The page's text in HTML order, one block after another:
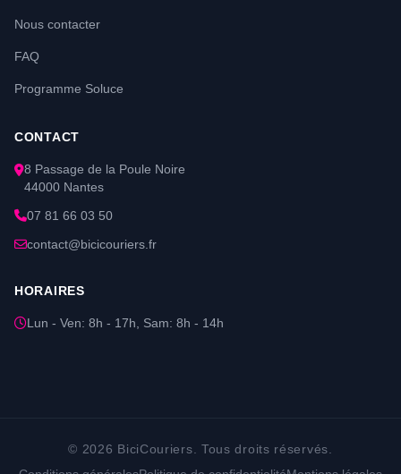
Nous contacter
FAQ
Programme Soluce
CONTACT
8 Passage de la Poule Noire
44000 Nantes
07 81 66 03 50
contact@bicicouriers.fr
HORAIRES
Lun - Ven: 8h - 17h, Sam: 8h - 14h
© 2026 BiciCouriers. Tous droits réservés.